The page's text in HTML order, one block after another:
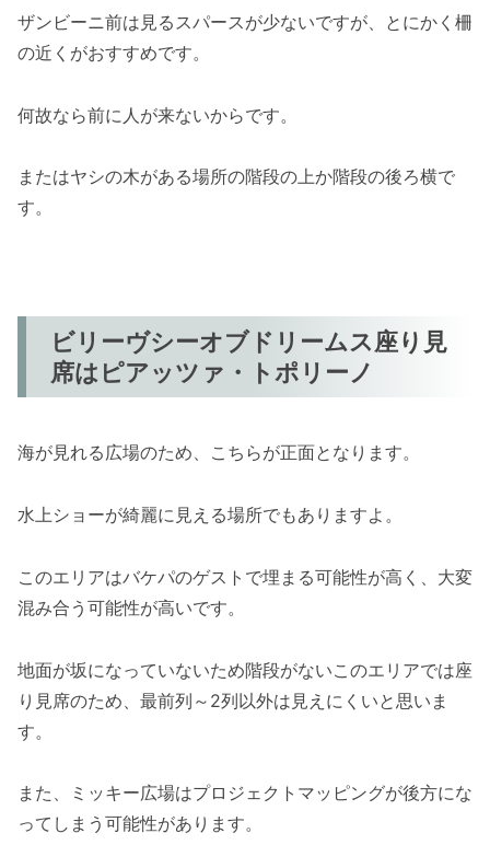
ザンビーニ前は見るスパースが少ないですが、とにかく柵
の近くがおすすめです。
何故なら前に人が来ないからです。
またはヤシの木がある場所の階段の上か階段の後ろ横で
す。
ビリーヴシーオブドリームス座り見
席はピアッツァ・トポリーノ
海が見れる広場のため、こちらが正面となります。
水上ショーが綺麗に見える場所でもありますよ。
このエリアはバケパのゲストで埋まる可能性が高く、大変
混み合う可能性が高いです。
地面が坂になっていないため階段がないこのエリアでは座
り見席のため、最前列～2列以外は見えにくいと思いま
す。
また、ミッキー広場はプロジェクトマッピングが後方にな
ってしまう可能性があります。